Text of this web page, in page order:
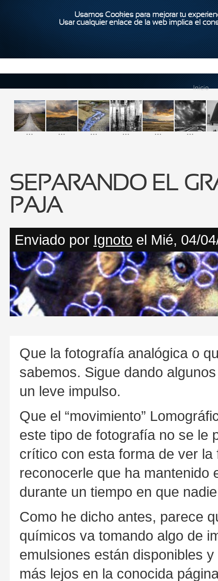
Usamos Cookies para mejorar tu
Usar cualquier enlace de la web implica el
Inicio
... ... ... ... ... ...
SEPARANDO EL
PAJA
Enviado por Ignoto el Mié, 04/
Que la fotografía analógica o
sabemos. Sigue dando
un leve impulso.
Que el “movimiento”
este tipo de fotografía no se le
crítico con esta forma de ver
reconocerle que ha mantenido
durante un tiempo en que
Como he dicho antes, parece
químicos va tomando algo de
emulsiones están disponibles
más lejos en la conocida